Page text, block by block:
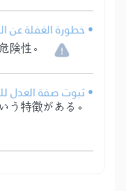
• خطورة الغفلة عن
険性。
• ثبوت صفة العدل
う特徴がある。